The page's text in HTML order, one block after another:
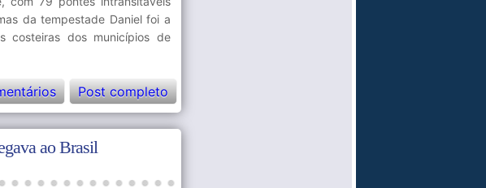
da tempestade Daniel foi a
costeiras dos municípios de
Post completo
ao Brasil